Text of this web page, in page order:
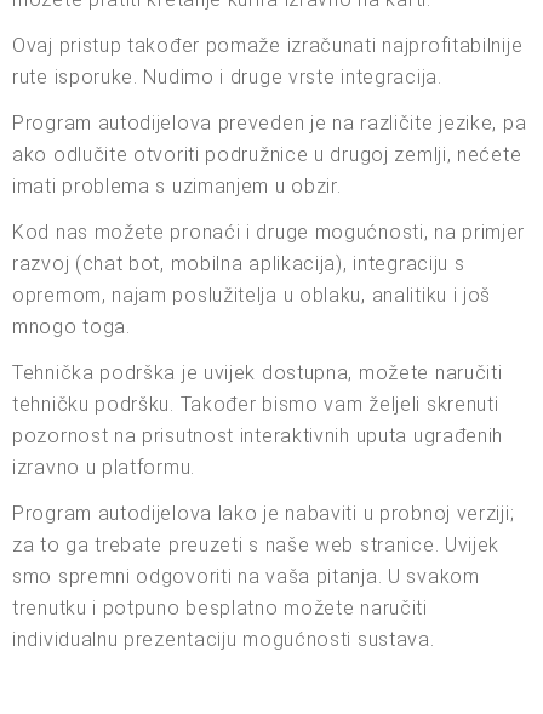
Ovaj pristup također pomaže izračunati najprofitabilnije
rute isporuke. Nudimo i druge vrste integracija.
Program autodijelova preveden je na različite jezike, pa
ako odlučite otvoriti podružnice u drugoj zemlji, nećete
imati problema s uzimanjem u obzir.
Kod nas možete pronaći i druge mogućnosti, na primjer
razvoj (chat bot, mobilna aplikacija), integraciju s
opremom, najam poslužitelja u oblaku, analitiku i još
mnogo toga.
Tehnička podrška je uvijek dostupna, možete naručiti
tehničku podršku. Također bismo vam željeli skrenuti
pozornost na prisutnost interaktivnih uputa ugrađenih
izravno u platformu.
Program autodijelova lako je nabaviti u probnoj verziji;
za to ga trebate preuzeti s naše web stranice. Uvijek
smo spremni odgovoriti na vaša pitanja. U svakom
trenutku i potpuno besplatno možete naručiti
individualnu prezentaciju mogućnosti sustava.